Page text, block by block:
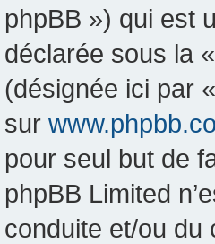
phpBB ») qui est
déclarée sous la
(désignée ici par
sur
pour seul but de
phpBB Limited
conduite et/ou du